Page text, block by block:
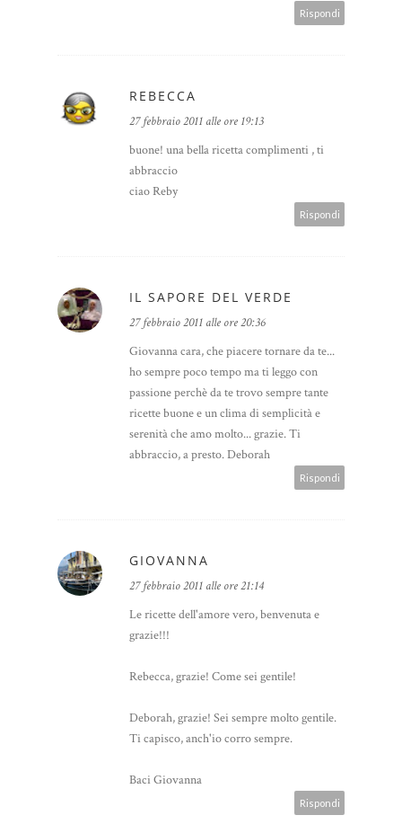
Rispondi
REBECCA
27 febbraio 2011 alle ore 19:13
buone! una bella ricetta complimenti , ti
abbraccio
ciao Reby
Rispondi
IL SAPORE DEL VERDE
27 febbraio 2011 alle ore 20:36
Giovanna cara, che piacere tornare da te...
ho sempre poco tempo ma ti leggo con
passione perchè da te trovo sempre tante
ricette buone e un clima di semplicità e
serenità che amo molto... grazie. Ti
abbraccio, a presto. Deborah
Rispondi
GIOVANNA
27 febbraio 2011 alle ore 21:14
Le ricette dell'amore vero, benvenuta e
grazie!!!
Rebecca, grazie! Come sei gentile!
Deborah, grazie! Sei sempre molto gentile.
Ti capisco, anch'io corro sempre.
Baci Giovanna
Rispondi